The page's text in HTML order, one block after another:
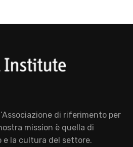
di riferimento per
mission è quella di
e la cultura del settore.